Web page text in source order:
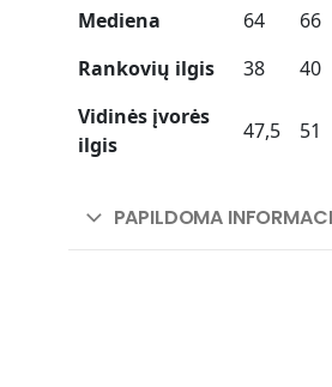
Mediena
64 66
Rankovių ilgis
38 40
Vidinės įvorės
ilgis
47,5 51
PAPILDOMA